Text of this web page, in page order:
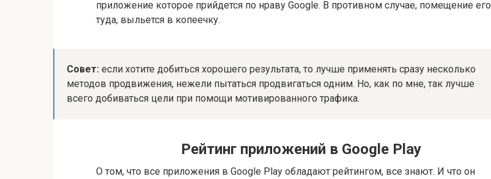
приложение которое прийдется по нраву Google. В противном случае, помещение его
туда, выльется в копеечку.
Совет: если хотите добиться хорошего результата, то лучше применять сразу несколько
методов продвижения, нежели пытаться продвигаться одним. Но, как по мне, так лучше
всего добиваться цели при помощи мотивированного трафика.
Рейтинг приложений в Google Play
О том, что все приложения в Google Play обладают рейтингом, все знают. И что он